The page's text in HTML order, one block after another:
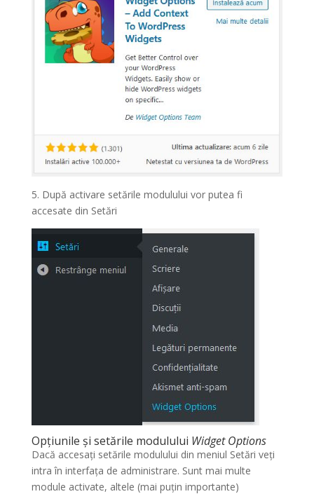
5. După activare setările modulului vor putea fi
accesate din Setări
Opțiunile și setările modulului Widget Options
Dacă accesați setările modulului din meniul Setări veți
intra în interfața de administrare. Sunt mai multe
module activate, altele (mai puțin importante)